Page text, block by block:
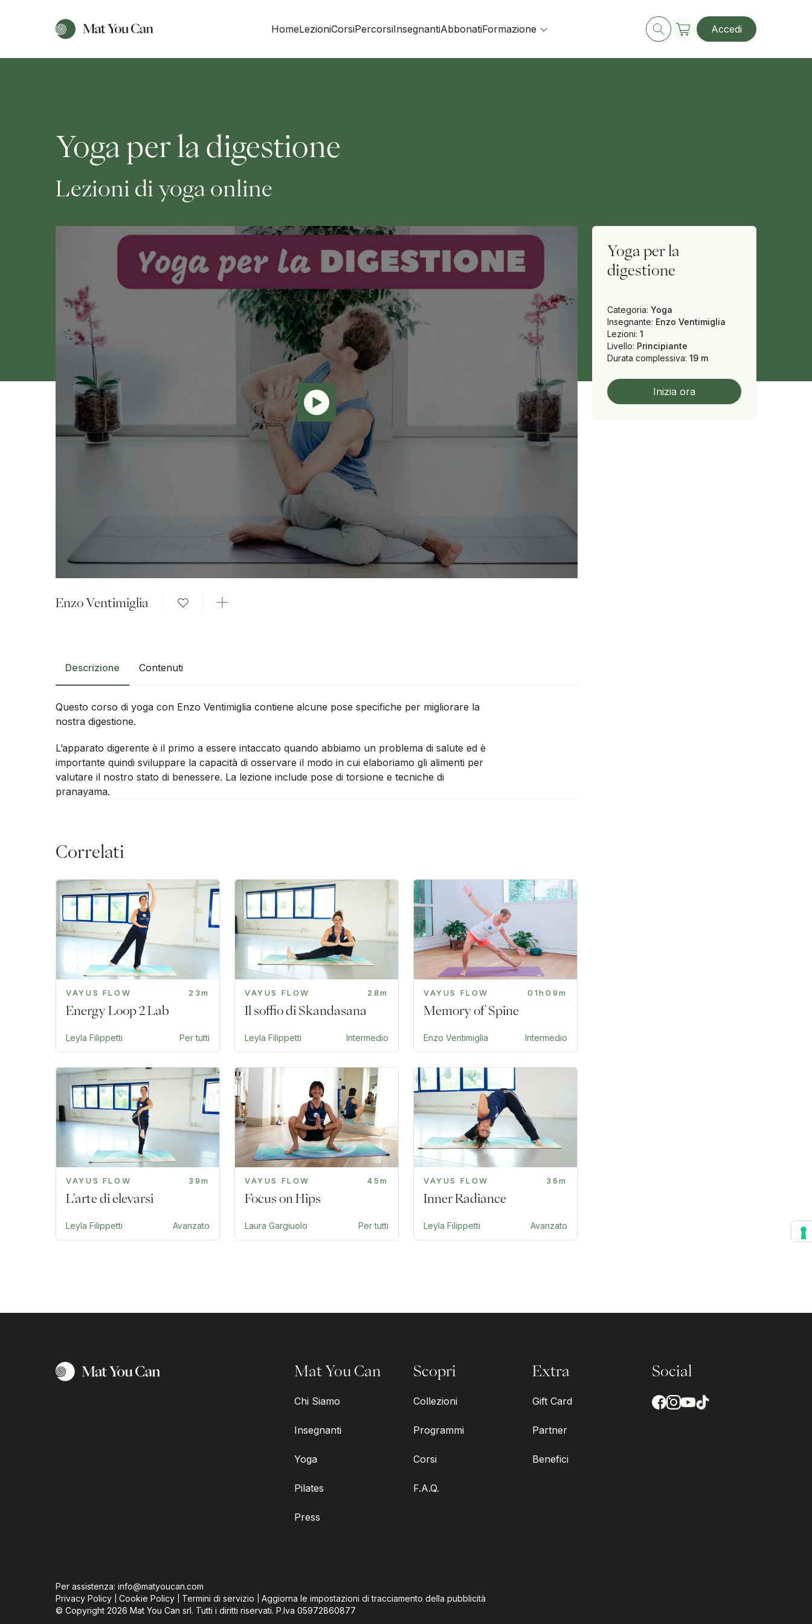
HomeLezioniCorsiPercorsiInsegnantiAbbonatiFormazione Accedi
Yoga per la digestione
Lezioni di yoga online
Yoga per la
digestione
Categoria: Yoga
Insegnante: Enzo Ventimiglia
Lezioni: 1
Livello: Principiante
Durata complessiva: 19 m
Inizia ora
Enzo Ventimiglia
Descrizione Contenuti
Questo corso di yoga con Enzo Ventimiglia contiene alcune pose specifiche per migliorare la
nostra digestione.
L’apparato digerente è il primo a essere intaccato quando abbiamo un problema di salute ed è
importante quindi sviluppare la capacità di osservare il modo in cui elaboriamo gli alimenti per
valutare il nostro stato di benessere. La lezione include pose di torsione e tecniche di
pranayama.
Correlati
VAYUS FLOW 23m
Energy Loop 2 Lab
Leyla Filippetti Per tutti
VAYUS FLOW 28m
Il soffio di Skandasana
Leyla Filippetti Intermedio
VAYUS FLOW 01h09m
Memory of Spine
Enzo Ventimiglia Intermedio
VAYUS FLOW 39m
L'arte di elevarsi
Leyla Filippetti Avanzato
VAYUS FLOW 45m
Focus on Hips
Laura Gargiuolo Per tutti
VAYUS FLOW 36m
Inner Radiance
Leyla Filippetti Avanzato
Mat You Can
Chi Siamo
Insegnanti
Yoga
Pilates
Press
Scopri
Collezioni
Programmi
Corsi
F.A.Q.
Extra
Gift Card
Partner
Benefici
Social
Per assistenza:info@matyoucan.com
Privacy Policy
Cookie Policy Termini di servizio
Aggiorna le impostazioni di tracciamento della pubblicità
©Copyright2026 Mat You Can srl. Tutti i diritti riservati.P.Iva05972860877